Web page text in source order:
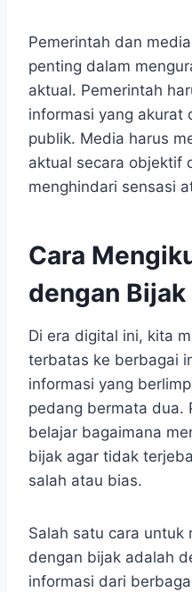
Pemerintah dan
penting dalam
aktual. Pemerintah
informasi yang akurat
publik. Media harus
aktual secara objektif
menghindari sensasi
Cara
dengan Bijak
Di era digital ini, kita
terbatas ke berbagai
informasi yang
pedang bermata dua.
belajar bagaimana
bijak agar tidak
salah atau bias.
Salah satu cara untuk
dengan bijak adalah
informasi dari